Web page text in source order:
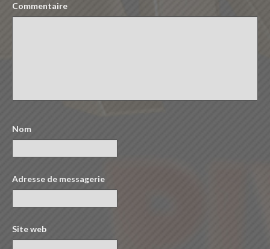
Commentaire
Nom
Adresse de messagerie
Site web